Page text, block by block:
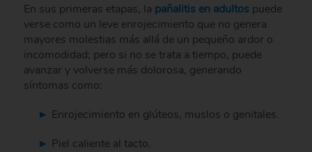
En sus primeras etapas, la pañalitis en adultospuede
verse como un leve enrojecimiento que no genera
mayores molestias más allá de un pequeño ardor o
incomodidad; pero si no se trata a tiempo, puede
avanzar y volverse más dolorosa, generando
síntomas como:
Enrojecimiento en glúteos, muslos o genitales.
Piel caliente al tacto.